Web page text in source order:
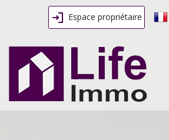
Espace propriétaire